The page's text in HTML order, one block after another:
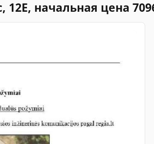
начальная цена